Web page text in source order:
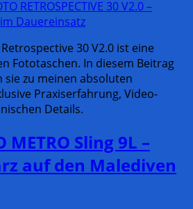
30 V2.0 ist eine
Fototaschen. In diesem Beitrag
sie zu meinen absoluten
Praxiserfahrung, Video-
Details.
METRO Sling 9L –
auf den Malediven